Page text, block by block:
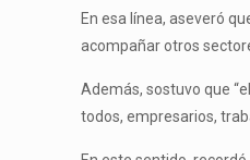
En esa línea, aseveró
acompañar otros
Además, sostuvo que
todos, empresarios,